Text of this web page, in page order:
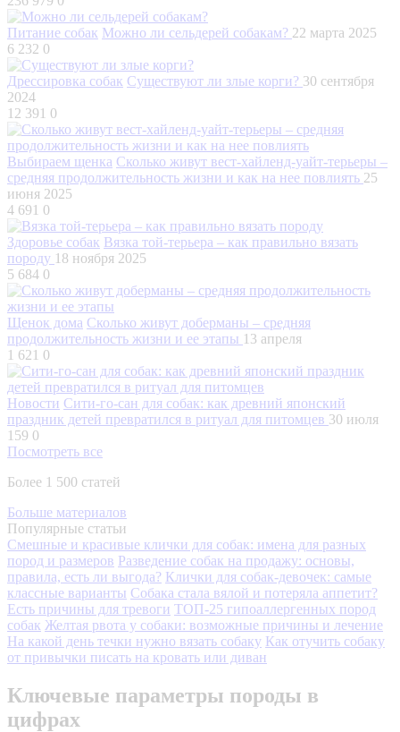
Питание собак Можно ли сельдерей собакам? 22 марта 2025
6 232 0
Дрессировка собак Существуют ли злые корги? 30 сентября
2024
12 391 0
Выбираем щенка Сколько живут вест-хайленд-уайт-терьеры –
средняя продолжительность жизни и как на нее повлиять 25
июня 2025
4 691 0
Здоровье собак Вязка той-терьера – как правильно вязать
породу 18 ноября 2025
5 684 0
Щенок дома Сколько живут доберманы – средняя
продолжительность жизни и ее этапы 13 апреля
1 621 0
Новости Сити-го-сан для собак: как древний японский
праздник детей превратился в ритуал для питомцев 30 июля
159 0
Посмотреть все
Более 1 500 статей
Больше материалов
Популярные статьи
Смешные и красивые клички для собак: имена для разных
пород и размеров Разведение собак на продажу: основы,
правила, есть ли выгода? Клички для собак-девочек: самые
классные варианты Собака стала вялой и потеряла аппетит?
Есть причины для тревоги ТОП-25 гипоаллергенных пород
собак Желтая рвота у собаки: возможные причины и лечение
На какой день течки нужно вязать собаку Как отучить собаку
от привычки писать на кровать или диван
Ключевые параметры породы в
цифрах